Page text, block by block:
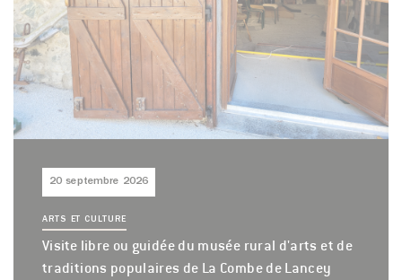
Visite libre ou guidée du musée rural d'arts et de
traditions populaires de La Combe de Lancey
ARTS ET CULTURE
20 septembre 2026